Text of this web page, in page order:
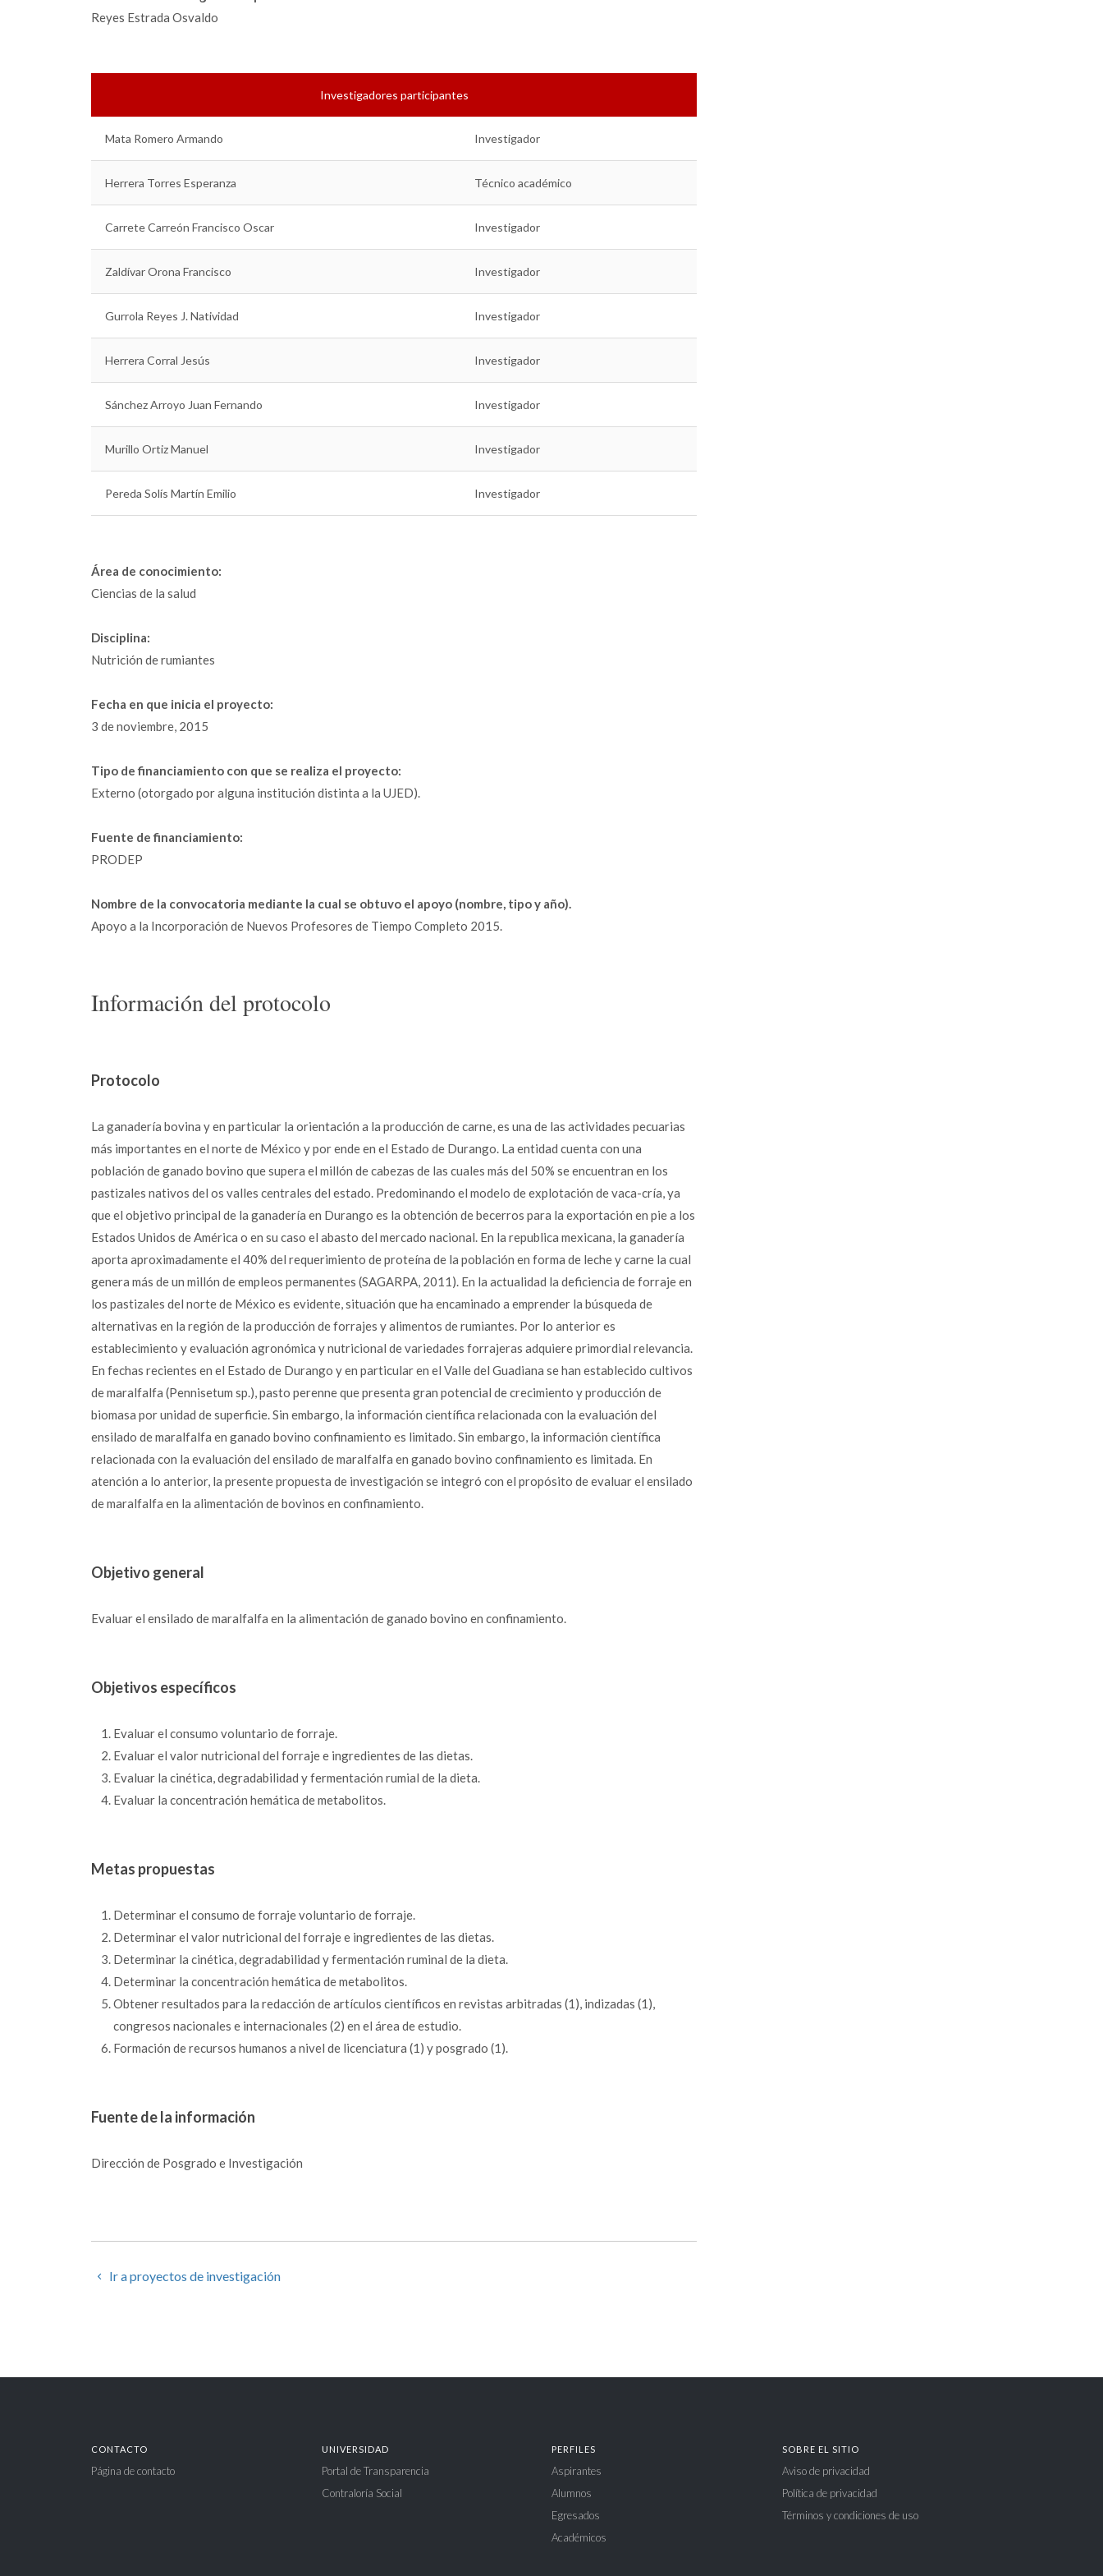
Reyes Estrada Osvaldo
Investigadores participantes
Mata Romero Armando Investigador
Herrera Torres Esperanza Técnico académico
Carrete Carreón Francisco Oscar Investigador
Zaldívar Orona Francisco Investigador
Gurrola Reyes J. Natividad Investigador
Herrera Corral Jesús Investigador
Sánchez Arroyo Juan Fernando Investigador
Murillo Ortiz Manuel Investigador
Pereda Solís Martín Emilio Investigador
Área de conocimiento:
Ciencias de la salud
Disciplina:
Nutrición de rumiantes
Fecha en que inicia el proyecto:
3 de noviembre, 2015
Tipo de financiamiento con que se realiza el proyecto:
Externo (otorgado por alguna institución distinta a la UJED).
Fuente de financiamiento:
PRODEP
Nombre de la convocatoria mediante la cual se obtuvo el apoyo (nombre, tipo y año).
Apoyo a la Incorporación de Nuevos Profesores de Tiempo Completo 2015.
Información del protocolo
Protocolo
La ganadería bovina y en particular la orientación a la producción de carne, es una de las actividades pecuarias
más importantes en el norte de México y por ende en el Estado de Durango. La entidad cuenta con una
población de ganado bovino que supera el millón de cabezas de las cuales más del 50% se encuentran en los
pastizales nativos del os valles centrales del estado. Predominando el modelo de explotación de vaca-cría, ya
que el objetivo principal de la ganadería en Durango es la obtención de becerros para la exportación en pie a los
Estados Unidos de América o en su caso el abasto del mercado nacional. En la republica mexicana, la ganadería
aporta aproximadamente el 40% del requerimiento de proteína de la población en forma de leche y carne la cual
genera más de un millón de empleos permanentes (SAGARPA, 2011). En la actualidad la deficiencia de forraje en
los pastizales del norte de México es evidente, situación que ha encaminado a emprender la búsqueda de
alternativas en la región de la producción de forrajes y alimentos de rumiantes. Por lo anterior es
establecimiento y evaluación agronómica y nutricional de variedades forrajeras adquiere primordial relevancia.
En fechas recientes en el Estado de Durango y en particular en el Valle del Guadiana se han establecido cultivos
de maralfalfa (Pennisetum sp.), pasto perenne que presenta gran potencial de crecimiento y producción de
biomasa por unidad de superficie. Sin embargo, la información científica relacionada con la evaluación del
ensilado de maralfalfa en ganado bovino confinamiento es limitado. Sin embargo, la información científica
relacionada con la evaluación del ensilado de maralfalfa en ganado bovino confinamiento es limitada. En
atención a lo anterior, la presente propuesta de investigación se integró con el propósito de evaluar el ensilado
de maralfalfa en la alimentación de bovinos en confinamiento.
Objetivo general
Evaluar el ensilado de maralfalfa en la alimentación de ganado bovino en confinamiento.
Objetivos específicos
Evaluar el consumo voluntario de forraje.
Evaluar el valor nutricional del forraje e ingredientes de las dietas.
Evaluar la cinética, degradabilidad y fermentación rumial de la dieta.
Evaluar la concentración hemática de metabolitos.
Metas propuestas
Determinar el consumo de forraje voluntario de forraje.
Determinar el valor nutricional del forraje e ingredientes de las dietas.
Determinar la cinética, degradabilidad y fermentación ruminal de la dieta.
Determinar la concentración hemática de metabolitos.
Obtener resultados para la redacción de artículos científicos en revistas arbitradas (1), indizadas (1),
congresos nacionales e internacionales (2) en el área de estudio.
Formación de recursos humanos a nivel de licenciatura (1) y posgrado (1).
Fuente de la información
Dirección de Posgrado e Investigación
Ir a proyectos de investigación
CONTACTO
Página de contacto
UNIVERSIDAD
Portal de Transparencia
Contraloría Social
PERFILES
Aspirantes
Alumnos
Egresados
Académicos
SOBRE EL SITIO
Aviso de privacidad
Política de privacidad
Términos y condiciones de uso